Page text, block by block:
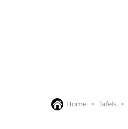
Home Tafels